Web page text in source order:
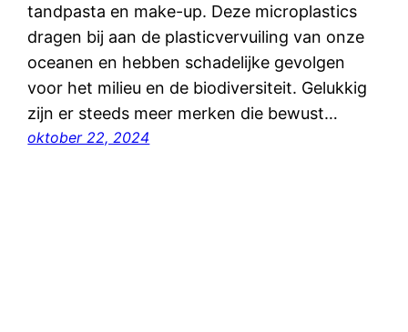
tandpasta en make-up. Deze microplastics
dragen bij aan de plasticvervuiling van onze
oceanen en hebben schadelijke gevolgen
voor het milieu en de biodiversiteit. Gelukkig
zijn er steeds meer merken die bewust…
oktober 22, 2024